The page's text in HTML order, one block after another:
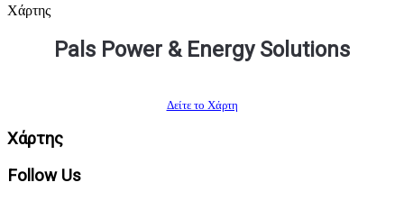
Χάρτης
Pals Power & Energy Solutions
Δείτε το Χάρτη
Χάρτης
Follow Us